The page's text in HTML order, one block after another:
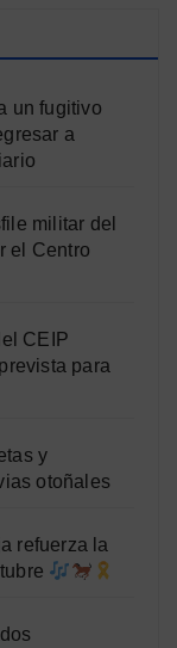
un fugitivo
a
militar del
el Centro
CEIP
para
y
otoñales
refuerza la